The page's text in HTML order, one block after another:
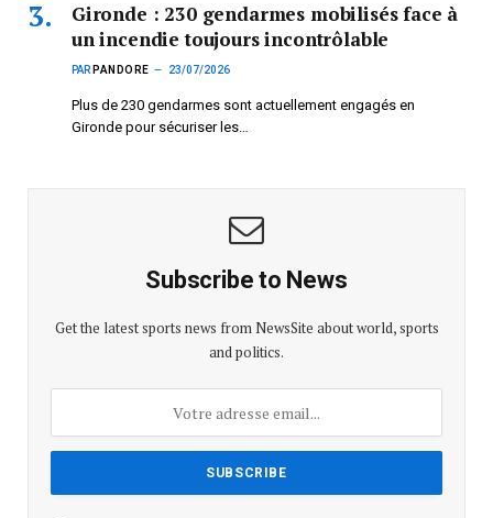
Gironde : 230 gendarmes mobilisés face à
un incendie toujours incontrôlable
PAR PANDORE 23/07/2026
Plus de 230 gendarmes sont actuellement engagés en
Gironde pour sécuriser les…
Subscribe to News
Get the latest sports news from NewsSite about world, sports
and politics.